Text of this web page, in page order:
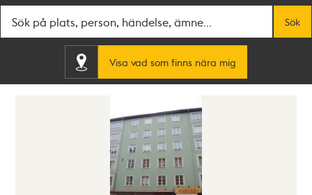
Sök
Visa vad som finns nära mig